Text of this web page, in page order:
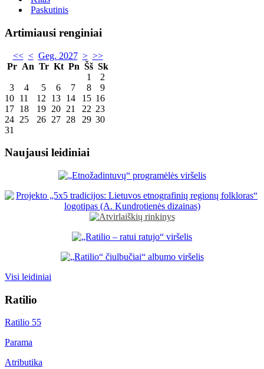
Paskutinis
Artimiausi renginiai
<< < Geg. 2027 > >>
Pr An Tr Kt Pn Šš Sk
1
2
3
4 5 6 7 8
9
10 11 12 13 14 15 16
17 18 19 20 21 22 23
24 25 26 27 28 29 30
31
Naujausi leidiniai
Visi leidiniai
Ratilio
Ratilio 55
Parama
Atributika